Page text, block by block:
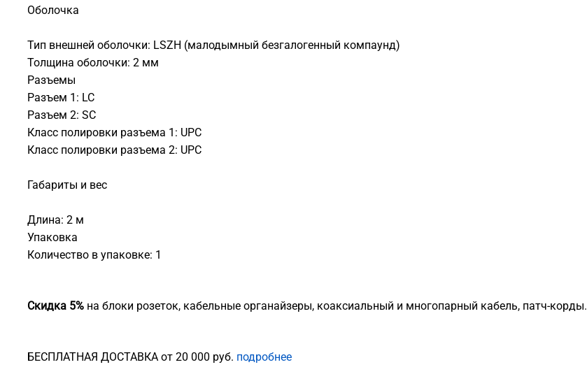
Оболочка
Тип внешней оболочки: LSZH (малодымный безгалогенный компаунд)
Толщина оболочки: 2 мм
Разъемы
Разъем 1: LC
Разъем 2: SC
Класс полировки разъема 1: UPC
Класс полировки разъема 2: UPC
Габариты и вес
Длина: 2 м
Упаковка
Количество в упаковке: 1
Скидка 5% на блоки розеток, кабельные органайзеры, коаксиальный и многопарный кабель, патч-корды.
БЕСПЛАТНАЯ ДОСТАВКА от 20 000 руб. подробнее